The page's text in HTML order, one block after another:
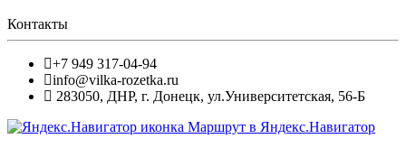
Контакты
+7 949 317-04-94
info@vilka-rozetka.ru
283050, ДНР, г. Донецк, ул.Университетская, 56-Б
Маршрут в Яндекс.Навигатор